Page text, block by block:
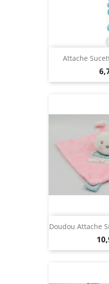
Attache
Doudou Attache